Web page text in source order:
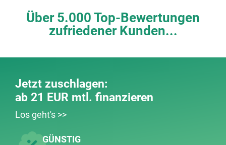
Über 5.000 Top-Bewertungen
zufriedener Kunden...
Jetzt zuschlagen:
ab 21 EUR mtl. finanzieren
Los geht's >>
GÜNSTIG